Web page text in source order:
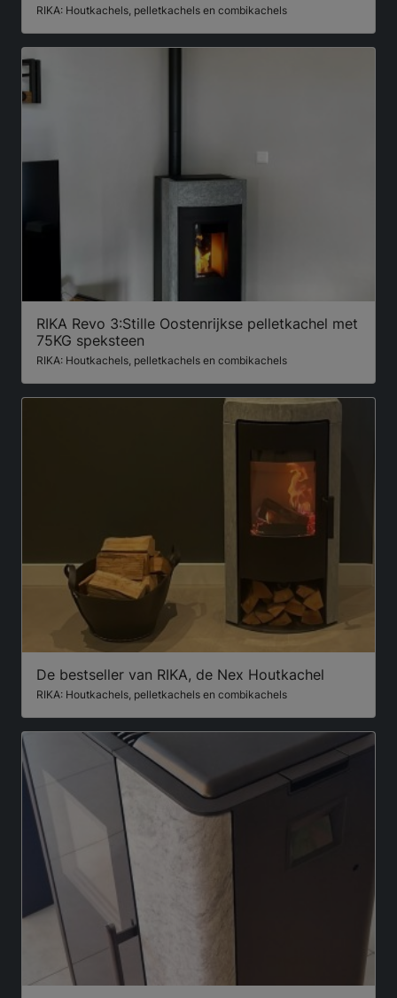
RIKA: Houtkachels, pelletkachels en combikachels
RIKA Revo 3:Stille Oostenrijkse pelletkachel met
75KG speksteen
RIKA: Houtkachels, pelletkachels en combikachels
De bestseller van RIKA, de Nex Houtkachel
RIKA: Houtkachels, pelletkachels en combikachels